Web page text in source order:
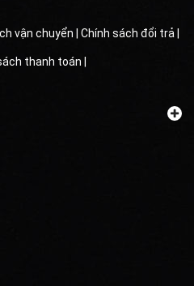
vận chuyển | Chính sách đổi trả |
thanh toán |